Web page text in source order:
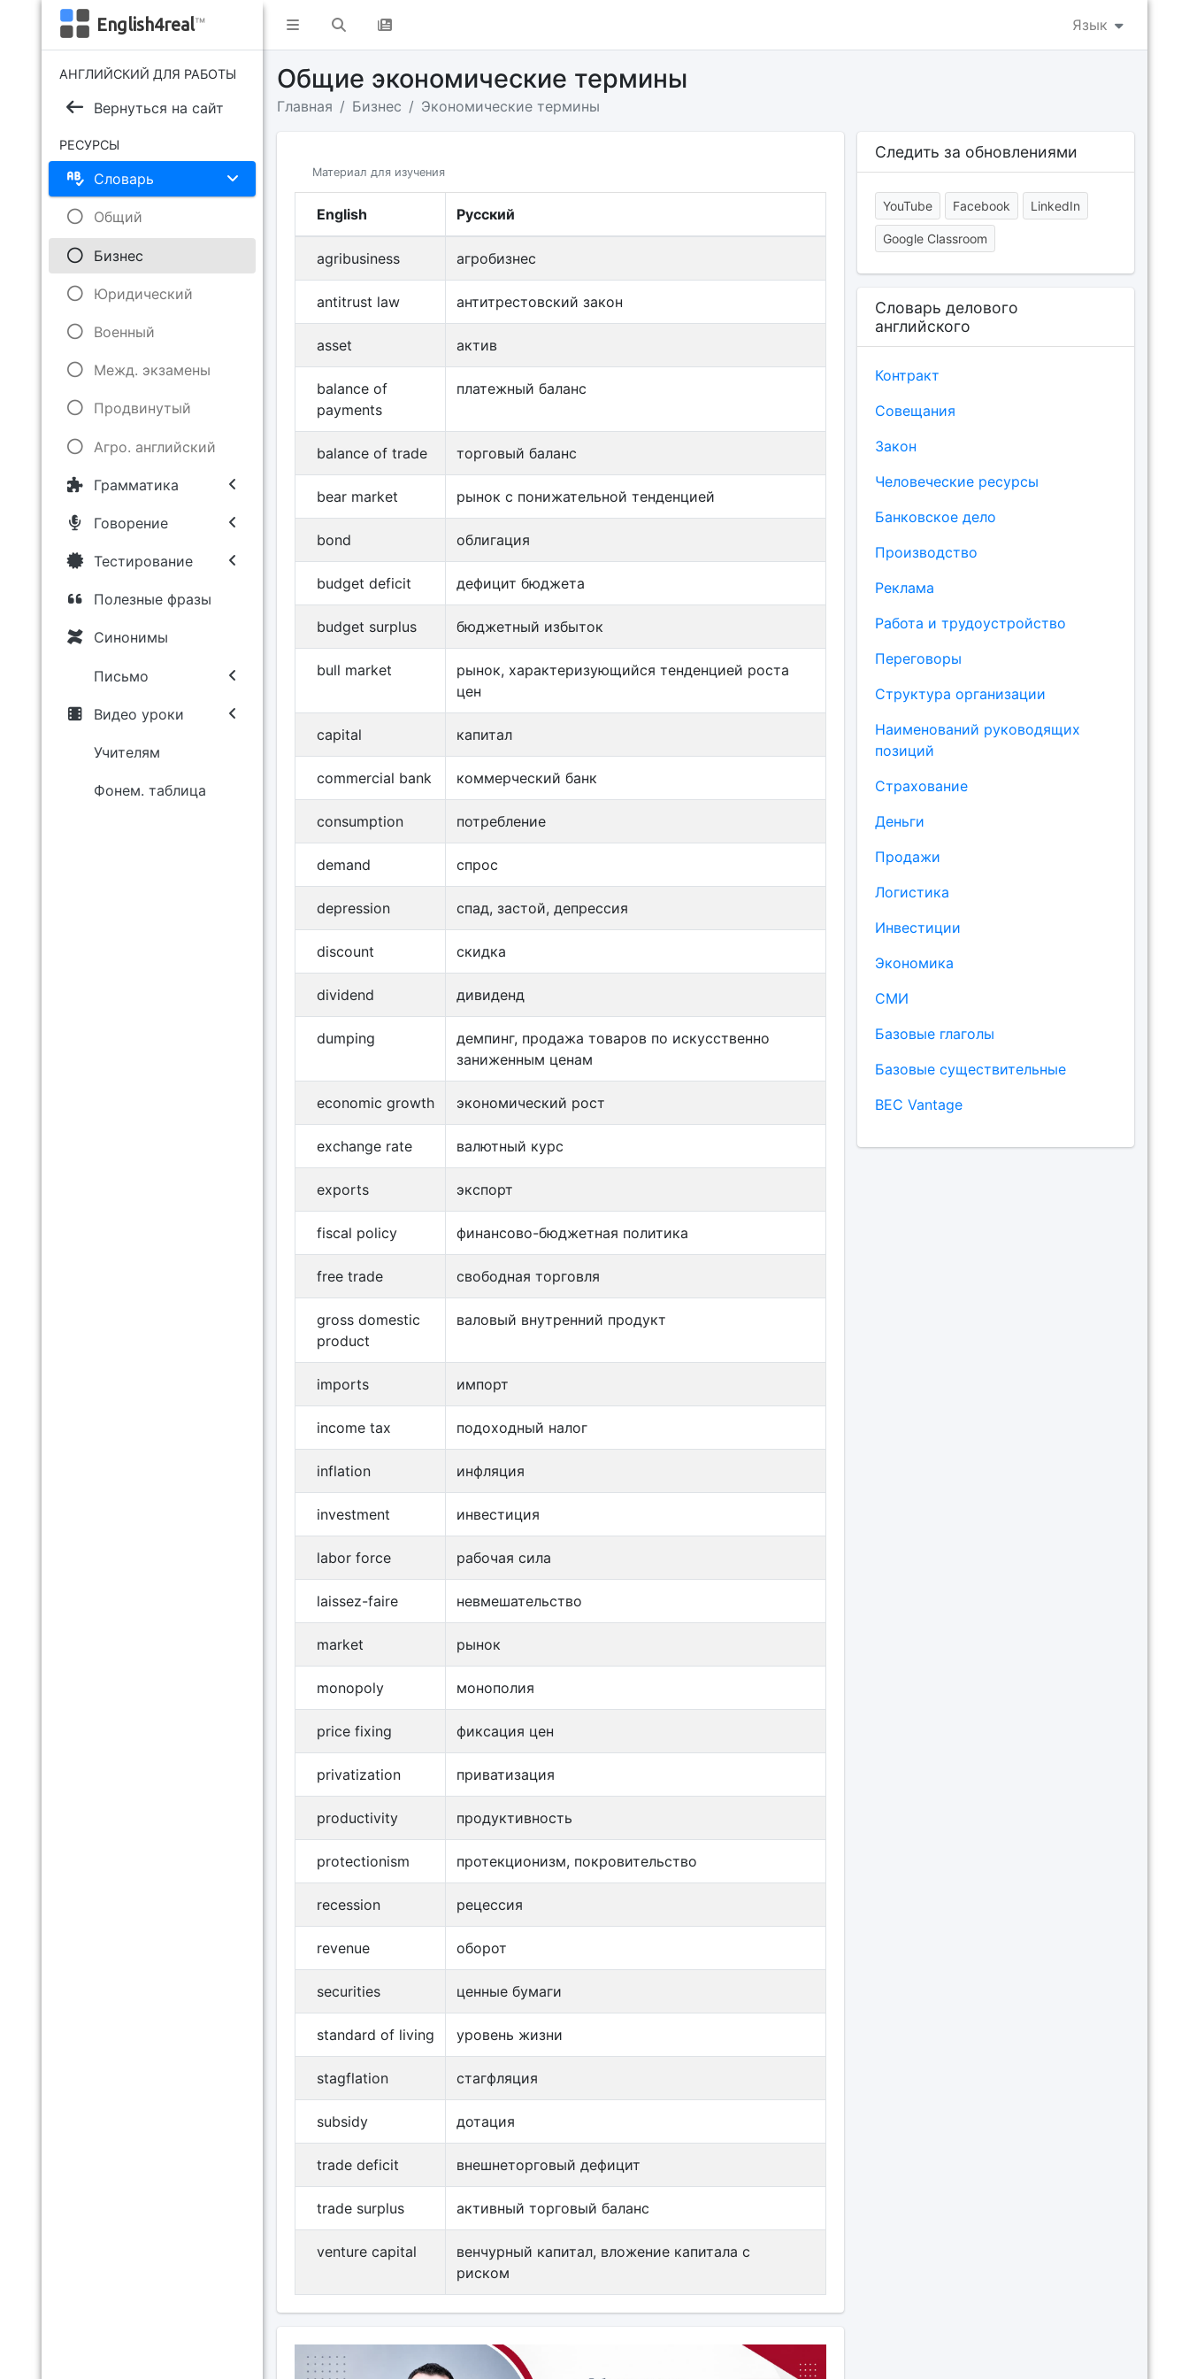
Язык
English4real™
АНГЛИЙСКИЙ ДЛЯ РАБОТЫ
Вернуться на сайт
РЕСУРСЫ
Словарь
Общий
Бизнес
Юридический
Военный
Межд. экзамены
Продвинутый
Агро. английский
Грамматика
Говорение
Тестирование
Полезные фразы
Синонимы
Письмо
Видео уроки
Учителям
Фонем. таблица
Общие экономические термины
Главная Бизнес Экономические термины
Материал для изучения
English Русский
agribusiness агробизнес
antitrust law антитрестовский закон
asset актив
balance of
payments
платежный баланс
balance of trade торговый баланс
bear market рынок с понижательной тенденцией
bond облигация
budget deficit дефицит бюджета
budget surplus бюджетный избыток
bull market
рынок, характеризующийся тенденцией роста
цен
capital капитал
commercial bank коммерческий банк
consumption потребление
demand спрос
depression спад, застой, депрессия
discount скидка
dividend дивиденд
dumping
демпинг, продажа товаров по искусственно
заниженным ценам
economic growth экономический рост
exchange rate валютный курс
exports экспорт
fiscal policy финансово-бюджетная политика
free trade свободная торговля
gross domestic
product
валовый внутренний продукт
imports импорт
income tax подоходный налог
inflation инфляция
investment инвестиция
labor force рабочая сила
laissez-faire невмешательство
market рынок
monopoly монополия
price fixing фиксация цен
privatization приватизация
productivity продуктивность
protectionism протекционизм, покровительство
recession рецессия
revenue оборот
securities ценные бумаги
standard of living уровень жизни
stagflation стагфляция
subsidy дотация
trade deficit внешнеторговый дефицит
trade surplus активный торговый баланс
venture capital
венчурный капитал, вложение капитала с
риском
Следить за обновлениями
YouTube Facebook LinkedIn
Google Classroom
Словарь делового
английского
Контракт
Совещания
Закон
Человеческие ресурсы
Банковское дело
Производство
Реклама
Работа и трудоустройство
Переговоры
Структура организации
Наименований руководящих
позиций
Страхование
Деньги
Продажи
Логистика
Инвестиции
Экономика
СМИ
Базовые глаголы
Базовые существительные
BEC Vantage